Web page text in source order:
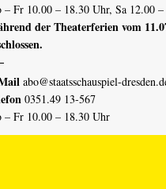
– Fr 10.00 – 18.30 Uhr, Sa 12.00
der Theaterferien vom
abo@staatsschauspiel-
0351.49 13-567
– Fr 10.00 – 18.30 Uhr